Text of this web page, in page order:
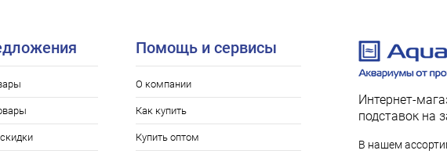
Помощь и сервисы
О компании
Как купить
Купить оптом
Интернет-
подставок на
В нашем